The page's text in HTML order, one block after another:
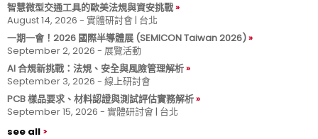
智慧微型交通工具的歐美法規與資安挑戰
August 14, 2026 - 實體研討會 | 台北
一期一會！2026 國際半導體展 (SEMICON Taiwan 2026)
September 2, 2026 - 展覽活動
AI 合規新挑戰：法規、安全與風險管理解析
September 3, 2026 - 線上研討會
PCB 樣品要求、材料認證與測試評估實務解析
September 15, 2026 - 實體研討會 | 台北
see all